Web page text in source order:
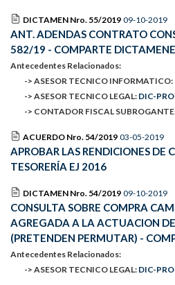
DICTAMEN Nro. 55/2019 09-10-2019
ANT. ADENDAS CONTRATO
582/19 - COMPARTE
Antecedentes Relacionados:
-> ASESOR TECNICO INFORMATICO:
-> ASESOR TECNICO LEGAL: DIC-
-> CONTADOR FISCAL
ACUERDO Nro. 54/2019 03-05-2019
APROBAR LAS RENDICIONES DE
TESORERÍA EJ 2016
DICTAMEN Nro. 54/2019 09-10-2019
CONSULTA SOBRE COMPRA
AGREGADA A LA ACTUACION
(PRETENDEN PERMUTAR) -
Antecedentes Relacionados:
-> ASESOR TECNICO LEGAL: DIC-